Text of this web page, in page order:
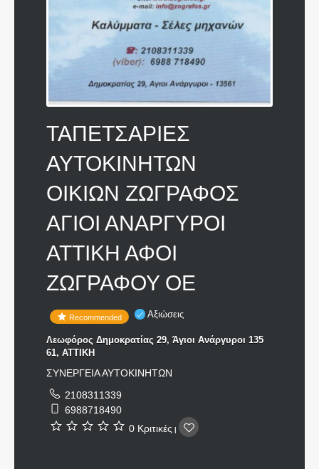
ΤΑΠΕΤΣΑΡΙΕΣ
ΑΥΤΟΚΙΝΗΤΩΝ
ΟΙΚΙΩΝ ΖΩΓΡΑΦΟΣ
ΑΓΙΟΙ ΑΝΑΡΓΥΡΟΙ
ΑΤΤΙΚΗ ΑΦΟΙ
ΖΩΓΡΑΦΟΥ ΟΕ
Recommended Αξιώσεις
Λεωφόρος Δημοκρατίας 29, Άγιοι Ανάργυροι 135
61, ΑΤΤΙΚΗ
ΣΥΝΕΡΓΕΙΑ ΑΥΤΟΚΙΝΗΤΩΝ
2108311339
6988718490
0 Κριτικές